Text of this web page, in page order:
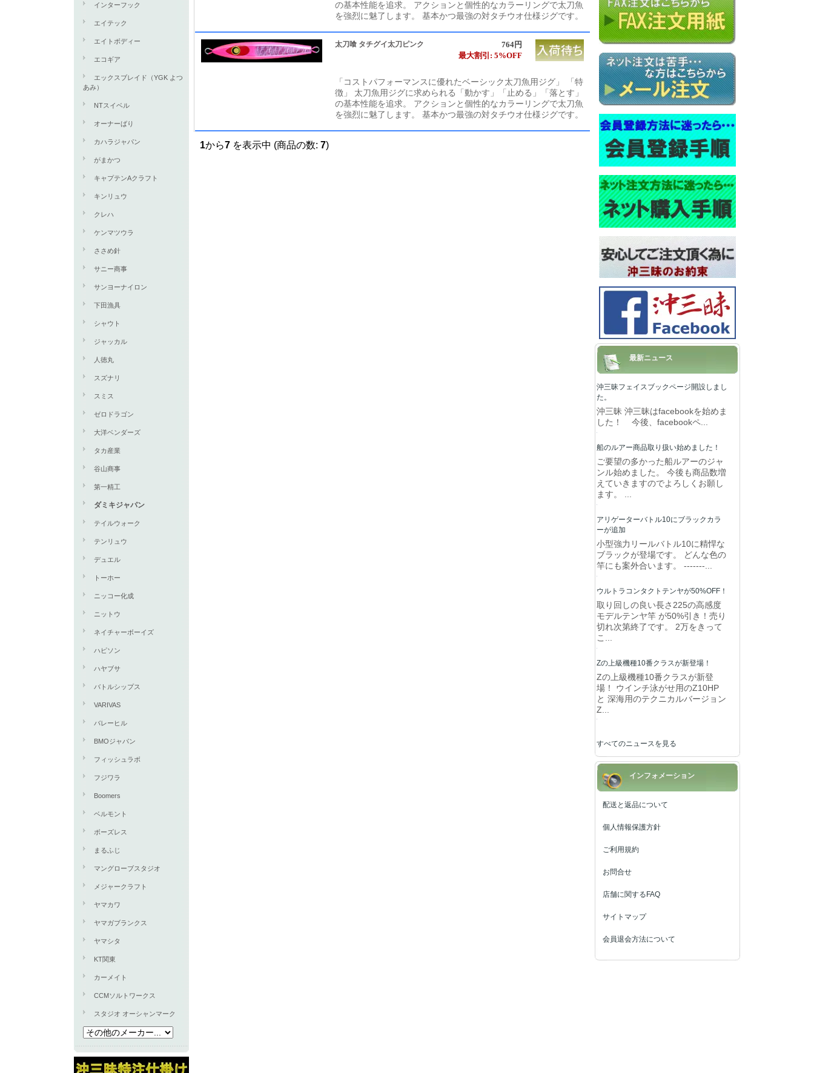
インターフック
エイテック
エイトボディー
エコギア
エックスブレイド（YGK よつ
あみ）
NTスイベル
オーナーばり
カハラジャパン
がまかつ
キャプテンAクラフト
キンリュウ
クレハ
ケンマツウラ
ささめ針
サニー商事
サンヨーナイロン
下田漁具
シャウト
ジャッカル
人徳丸
スズナリ
スミス
ゼロドラゴン
大洋ベンダーズ
タカ産業
谷山商事
第一精工
ダミキジャパン
テイルウォーク
テンリュウ
デュエル
トーホー
ニッコー化成
ニットウ
ネイチャーボーイズ
ハピソン
ハヤブサ
バトルシップス
VARIVAS
バレーヒル
BMOジャパン
フィッシュラボ
フジワラ
Boomers
ベルモント
ボーズレス
まるふじ
マングローブスタジオ
メジャークラフト
ヤマカワ
ヤマガブランクス
ヤマシタ
KT関東
カーメイト
CCMソルトワークス
スタジオ オーシャンマーク
の基本性能を追求。 アクションと個性的なカラーリングで太刀魚
を強烈に魅了します。 基本かつ最強の対タチウオ仕様ジグです。
太刀喰 タチグイ太刀ピンク
764円
最大割引: 5%OFF
「コストパフォーマンスに優れたベーシック太刀魚用ジグ」 「特
徴」 太刀魚用ジグに求められる「動かす」「止める」「落とす」
の基本性能を追求。 アクションと個性的なカラーリングで太刀魚
を強烈に魅了します。 基本かつ最強の対タチウオ仕様ジグです。
1から7 を表示中 (商品の数: 7)
最新ニュース
沖三昧フェイスブックページ開設しまし
た。
沖三昧 沖三昧はfacebookを始めま
した！ 今後、facebookペ...
船のルアー商品取り扱い始めました！
ご要望の多かった船ルアーのジャ
ンル始めました。 今後も商品数増
えていきますのでよろしくお願し
ます。 ...
アリゲーターバトル10にブラックカラ
ーが追加
小型強力リールバトル10に精悍な
ブラックが登場です。 どんな色の
竿にも案外合います。 -------...
ウルトラコンタクトテンヤが50%OFF！
取り回しの良い長さ225の高感度
モデルテンヤ竿 が50%引き！売り
切れ次第終了です。 2万をきって
こ...
Zの上級機種10番クラスが新登場！
Zの上級機種10番クラスが新登
場！ ウインチ泳がせ用のZ10HP
と 深海用のテクニカルバージョン
Z...
すべてのニュースを見る
インフォメーション
配送と返品について
個人情報保護方針
ご利用規約
お問合せ
店舗に関するFAQ
サイトマップ
会員退会方法について